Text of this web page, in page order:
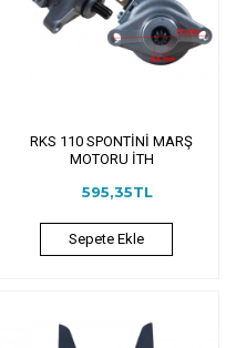
RKS 110 SPONTİNİ MARŞ
MOTORU İTH
595,35TL
Sepete Ekle